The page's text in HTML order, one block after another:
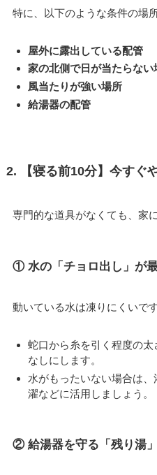
特に、以下のような条件の場
屋外に露出している配管
家の北側で日が当たらない
風当たりが強い場所
給湯器の配管
2. 【寝る前10分】今すぐ
専門的な道具がなくても、家
① 水の「チョロ出し」が
動いている水は凍りにくいです
蛇口から糸を引く程度の
なしにします。
水がもったいない場合は
濯などに活用しましょう。
② 給湯器を守る「残り湯